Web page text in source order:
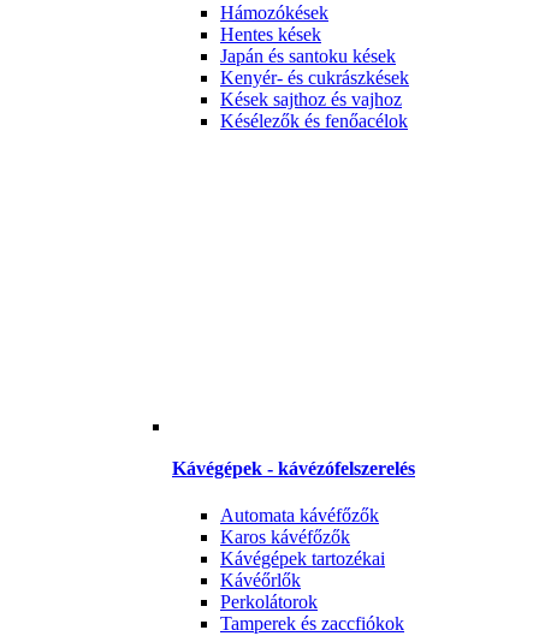
Hámozókések
Hentes kések
Japán és santoku kések
Kenyér- és cukrászkések
Kések sajthoz és vajhoz
Késélezők és fenőacélok
Kávégépek - kávézófelszerelés
Automata kávéfőzők
Karos kávéfőzők
Kávégépek tartozékai
Kávéőrlők
Perkolátorok
Tamperek és zaccfiókok